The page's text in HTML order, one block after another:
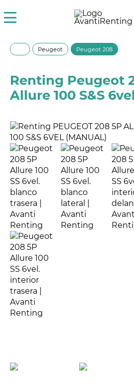
Peugeot Peugeot 208
Renting Peugeot
Allure 100 S&S